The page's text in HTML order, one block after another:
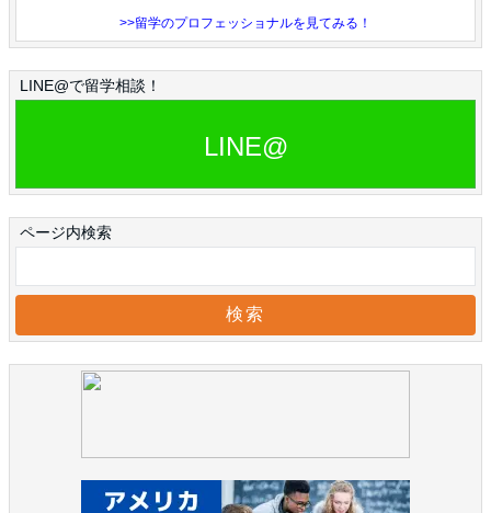
>>留学のプロフェッショナルを見てみる！
LINE@で留学相談！
LINE@
ページ内検索